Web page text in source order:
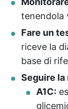
tenendola
Fare un
riceve la
base di
Seguire la
A1C: